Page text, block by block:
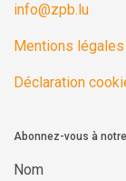
info@zpb.lu
Mentions légales
Déclaration
Abonnez-vous à
Nom